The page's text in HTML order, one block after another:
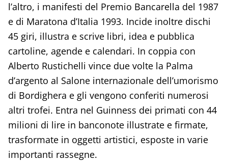
l’altro, i manifesti del Premio Bancarella del 1987
e di Maratona d’Italia 1993. Incide inoltre dischi
45 giri, illustra e scrive libri, idea e pubblica
cartoline, agende e calendari. In coppia con
Alberto Rustichelli vince due volte la Palma
d’argento al Salone internazionale dell’umorismo
di Bordighera e gli vengono conferiti numerosi
altri trofei. Entra nel Guinness dei primati con 44
milioni di lire in banconote illustrate e firmate,
trasformate in oggetti artistici, esposte in varie
importanti rassegne.